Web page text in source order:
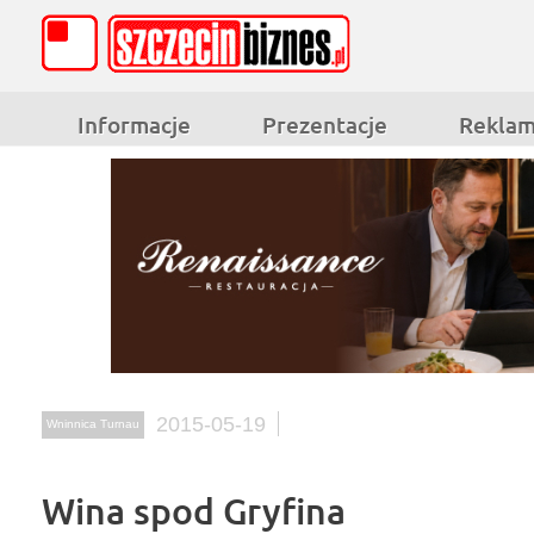
Informacje Prezentacje
Wninnica Turnau 2015-05-19
Wina spod Gryfina